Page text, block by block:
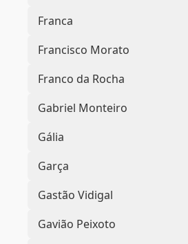
Franca
Francisco Morato
Franco da Rocha
Gabriel Monteiro
Gália
Garça
Gastão Vidigal
Gavião Peixoto